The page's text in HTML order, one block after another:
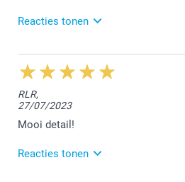
Reacties tonen
30/05/2024
11:15
Hey Veerle,
Hartelijk dank voor jouw
dat jouw bestelling naar
RLR,
27/07/2023
Mooi detail!
Reacties tonen